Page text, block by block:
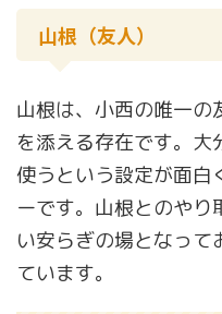
山根（友人）
山根は、小西の唯一の
を添える存在です。大
使うという設定が面白
ーです。山根とのや
い安らぎの場となっ
ています。